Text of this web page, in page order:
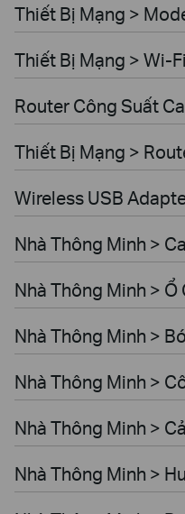
Thiết Bị Mạng >
Thiết Bị Mạng > Wi-
Router Công Suất
Thiết Bị Mạng >
Wireless USB
Nhà Thông Minh >
Nhà Thông Minh >
Nhà Thông Minh >
Nhà Thông Minh >
Nhà Thông Minh >
Nhà Thông Minh >